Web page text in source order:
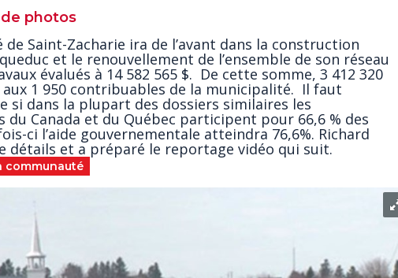
photos
Saint-Zacharie ira de l’avant dans la construction
et le renouvellement de l’ensemble de son réseau
évalués à 14 582 565 $. De cette somme, 3 412 320
1 950 contribuables de la municipalité. Il faut
si dans la plupart des dossiers similaires les
du Canada et du Québec participent pour 66,6 % des
ci l’aide gouvernementale atteindra 76,6%. Richard
détails et a préparé le reportage vidéo qui suit.
communauté